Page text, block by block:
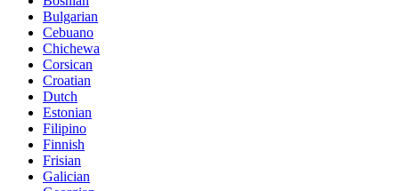
Bulgarian
Cebuano
Chichewa
Corsican
Croatian
Dutch
Estonian
Filipino
Finnish
Frisian
Galician